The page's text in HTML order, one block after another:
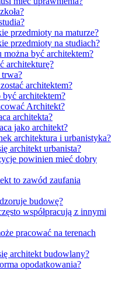
przedmioty na maturze?
przedmioty na studiach?
być architektem?
architekturę?
architektem?
architektem?
Architekt?
architekta?
jako architekt?
architektura i urbanistyka?
architekt urbanista?
powinien mieć dobry
to zawód zaufania
budowę?
współpracują z innymi
pracować na terenach
architekt budowlany?
opodatkowania?